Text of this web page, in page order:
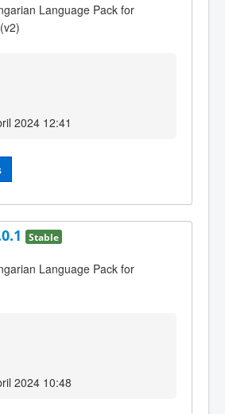
Language Pack for
2024 12:41
Stable
Language Pack for
2024 10:48